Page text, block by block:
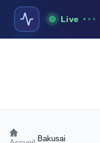
Live
Bakusai